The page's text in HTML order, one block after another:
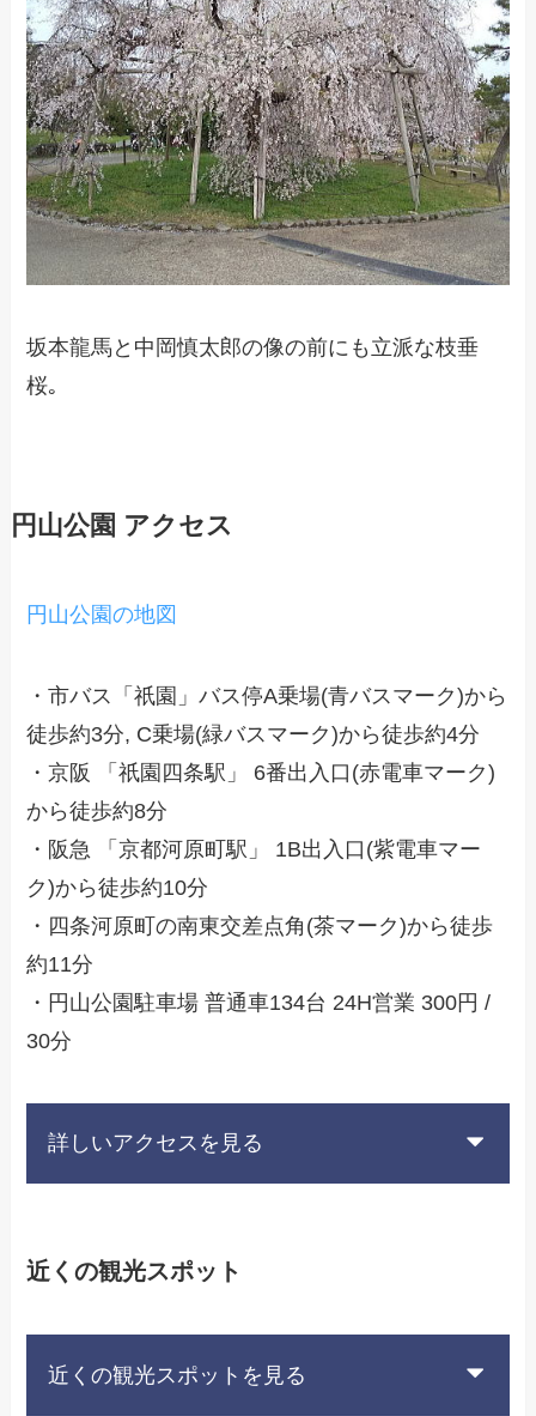
坂本龍馬と中岡慎太郎の像の前にも立派な枝垂
桜｡
円山公園 アクセス
円山公園の地図
・市バス「祇園」バス停A乗場(青バスマーク)から
徒歩約3分, C乗場(緑バスマーク)から徒歩約4分
・京阪 「祇園四条駅」 6番出入口(赤電車マーク)
から徒歩約8分
・阪急 「京都河原町駅」 1B出入口(紫電車マー
ク)から徒歩約10分
・四条河原町の南東交差点角(茶マーク)から徒歩
約11分
・円山公園駐車場 普通車134台 24H営業 300円 /
30分
詳しいアクセスを見る
近くの観光スポット
近くの観光スポットを見る